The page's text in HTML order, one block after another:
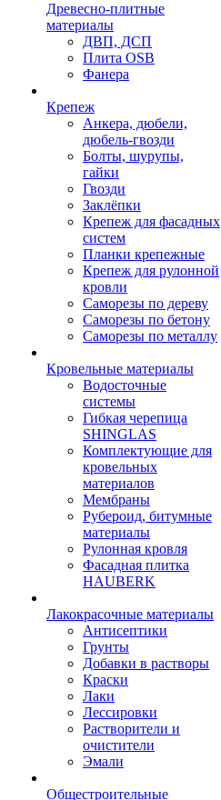
Древесно-плитные
материалы
ДВП, ДСП
Плита OSB
Фанера
Крепеж
Анкера, дюбели,
дюбель-гвозди
Болты, шурупы,
гайки
Гвозди
Заклёпки
Крепеж для фасадных
систем
Планки крепежные
Крепеж для рулонной
кровли
Саморезы по дереву
Саморезы по бетону
Саморезы по металлу
Кровельные материалы
Водосточные
системы
Гибкая черепица
SHINGLAS
Комплектующие для
кровельных
материалов
Мембраны
Рубероид, битумные
материалы
Рулонная кровля
Фасадная плитка
HAUBERK
Лакокрасочные материалы
Антисептики
Грунты
Добавки в растворы
Краски
Лаки
Лессировки
Растворители и
очистители
Эмали
Общестроительные